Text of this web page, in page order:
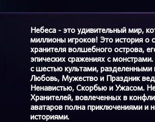
Небеса - это удивительный мир,
миллионы игроков! Это история о
хранителя волшебного острова,
эпических сражениях с
с шестью культами,
Любовь, Мужество и Праздник
Ненавистью, Скорбью и Ужасом.
Хранителей, вовлеченных в
аватаров полна приключениями и
историями.